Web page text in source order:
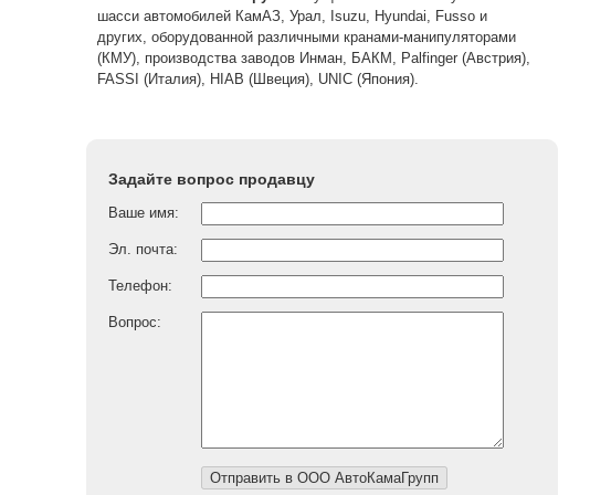
шасси автомобилей КамАЗ, Урал, Isuzu, Hyundai, Fusso и
других, оборудованной различными кранами-манипуляторами
(КМУ), производства заводов Инман, БАКМ, Palfinger (Австрия),
FASSI (Италия), HIAB (Швеция), UNIC (Япония).
Задайте вопрос продавцу
Ваше имя:
Эл. почта:
Телефон:
Вопрос: